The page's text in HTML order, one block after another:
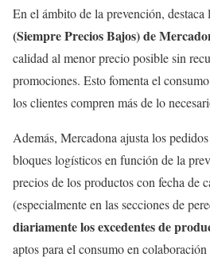
En el ámbito de la prevención,
(Siempre Precios Bajos) de
calidad al menor precio posible sin
promociones. Esto fomenta el
los clientes compren más de lo
Además, Mercadona ajusta los
bloques logísticos en función de la
precios de los productos con fecha de
(especialmente en las secciones de
diariamente los excedentes de
aptos para el consumo en